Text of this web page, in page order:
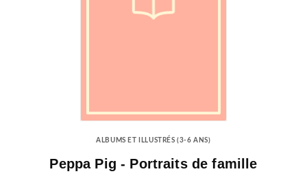
ALBUMS ET ILLUSTRÉS (3-6 ANS)
Peppa Pig - Portraits de famille